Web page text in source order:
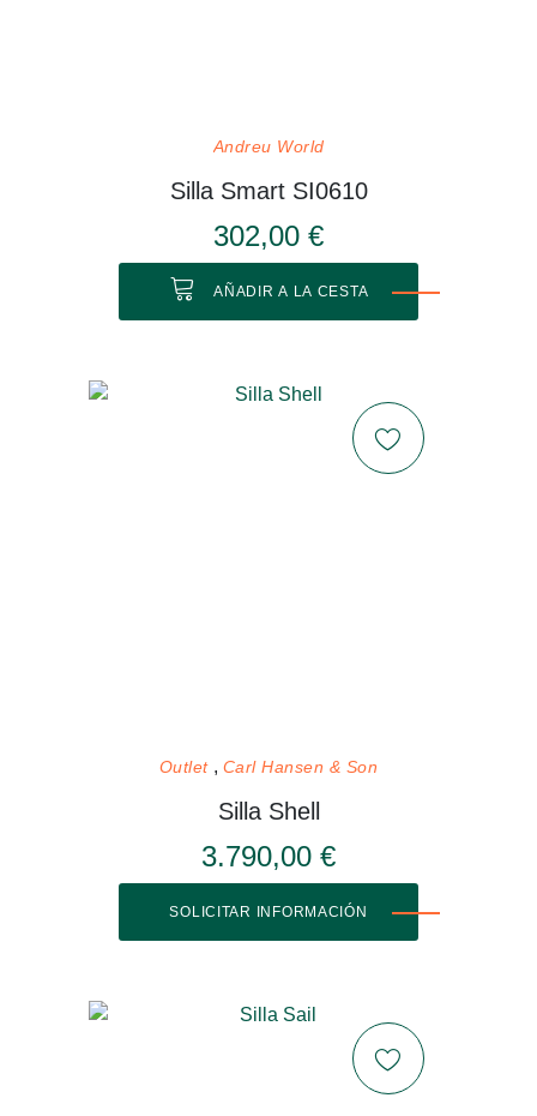
Andreu World
Silla Smart SI0610
302,00 €
AÑADIR A LA CESTA
Outlet Carl Hansen & Son
Silla Shell
3.790,00 €
SOLICITAR INFORMACIÓN